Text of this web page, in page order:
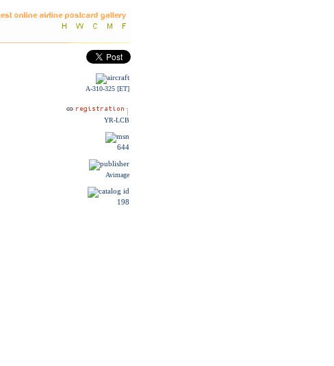
A-310-325 [ET]
YR-LCB
644
Avimage
198